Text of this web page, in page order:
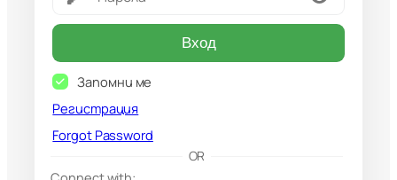
Вход
Запомни ме
Регистрация
Forgot Password
OR